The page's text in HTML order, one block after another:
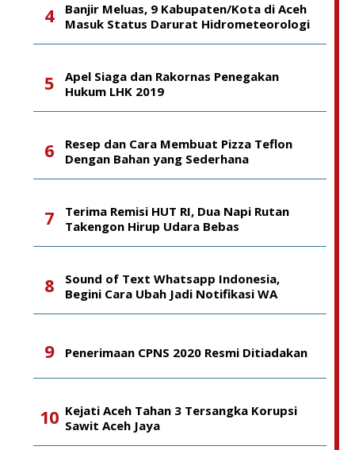
Banjir Meluas, 9 Kabupaten/Kota di Aceh
Masuk Status Darurat Hidrometeorologi
Apel Siaga dan Rakornas Penegakan
Hukum LHK 2019
Resep dan Cara Membuat Pizza Teflon
Dengan Bahan yang Sederhana
Terima Remisi HUT RI, Dua Napi Rutan
Takengon Hirup Udara Bebas
Sound of Text Whatsapp Indonesia,
Begini Cara Ubah Jadi Notifikasi WA
Penerimaan CPNS 2020 Resmi Ditiadakan
Kejati Aceh Tahan 3 Tersangka Korupsi
Sawit Aceh Jaya